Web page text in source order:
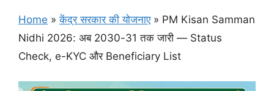
Home »केंद्र सरकार की योजनाए» PM Kisan Samman
Nidhi 2026: अब 2030-31 तक जारी — Status
Check, e-KYC और Beneficiary List